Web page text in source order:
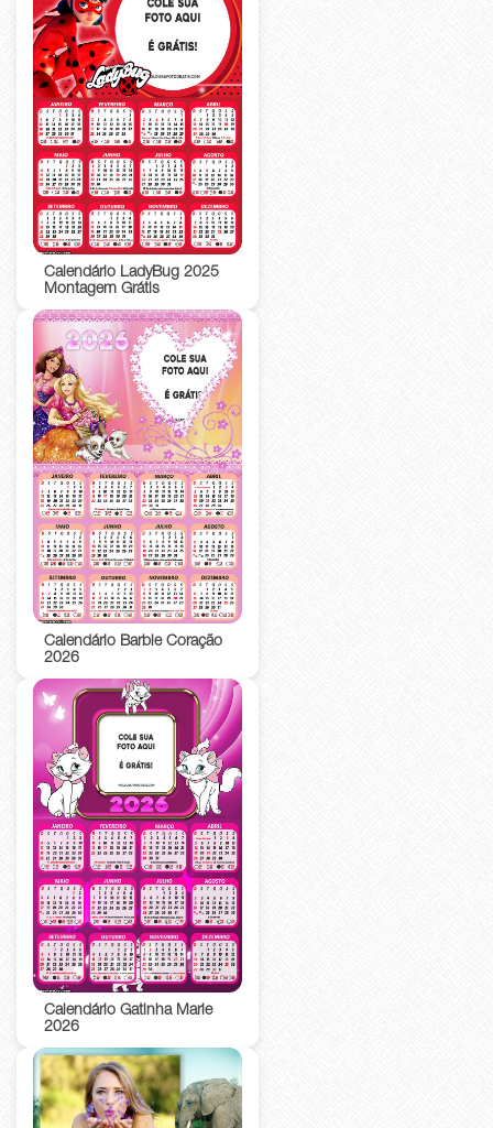
Calendário LadyBug 2025
Montagem Grátis
Calendário Barbie Coração
2026
Calendário Gatinha Marie
2026